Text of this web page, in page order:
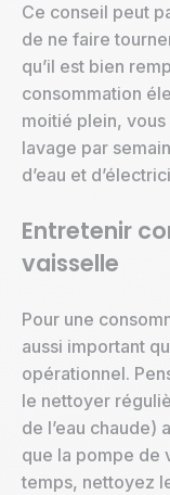
Ce conseil peut
de ne faire
qu’il est bien
consommation
moitié plein,
lavage par
d’eau et
Entretenir
vaisselle
Pour une
aussi important
opérationnel.
le nettoyer
de l’eau chaude)
que la pompe de
temps, nettoyez